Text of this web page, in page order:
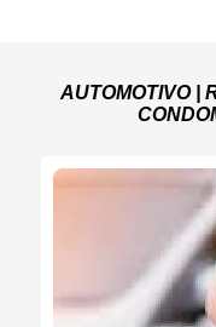
AUTOMOTIVO |